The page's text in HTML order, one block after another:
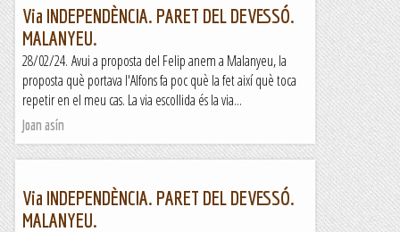
Via INDEPENDÈNCIA. PARET DEL DEVESSÓ.
MALANYEU.
28/02/24. Avui a proposta del Felip anem a Malanyeu, la
proposta què portava l'Alfons fa poc què la fet així què toca
repetir en el meu cas. La via escollida és la via...
Joan asín
Via INDEPENDÈNCIA. PARET DEL DEVESSÓ.
MALANYEU.